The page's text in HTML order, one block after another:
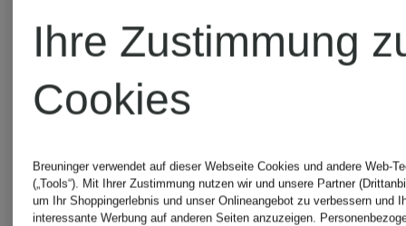
aus
Merinowolle
79,99 €
Bestpreis:
67,99 €
Ursprünglich:
99,99 €
84,99 €
Ihre Zustimmung
Cookies
Breuninger verwendet auf dieser Webseite Cookies und andere Web-
(„Tools“). Mit Ihrer Zustimmung nutzen wir und unsere Partner
um Ihr Shoppingerlebnis und unser Onlineangebot zu verbessern und
interessante Werbung auf anderen Seiten anzuzeigen.